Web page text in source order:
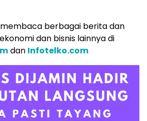
berbagai berita dan
dan bisnis lainnya di
dan Infotelko.com